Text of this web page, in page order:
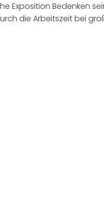
Exposition Bedenken
die Arbeitszeit bei